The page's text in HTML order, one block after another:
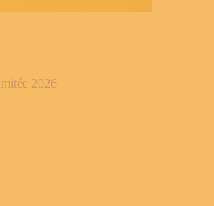
2026